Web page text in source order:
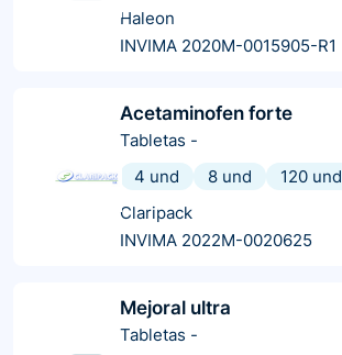
Haleon
INVIMA 2020M-0015905-R1
Acetaminofen forte
Tabletas -
4 und
8 und
120 und
Claripack
INVIMA 2022M-0020625
Mejoral ultra
Tabletas -